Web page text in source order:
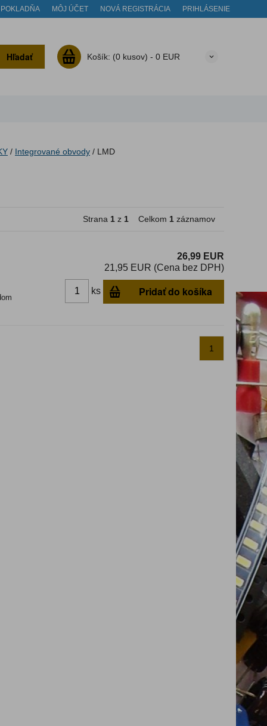
POKLADŇA MÔJ ÚČET NOVÁ REGISTRÁCIA PRIHLÁSENIE
Hľadať Košík: (0 kusov) - 0 EUR
/ Integrované obvody / LMD
Strana 1 z 1 Celkom 1 záznamov
26,99 EUR
21,95 EUR (Cena bez DPH)
ks Pridať do košíka
1